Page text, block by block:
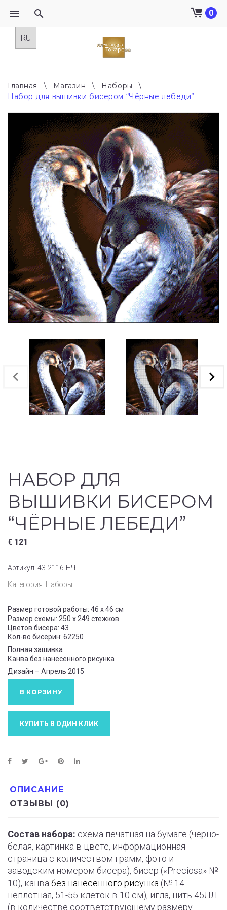
0
Главная \ Магазин \ Наборы
\
Набор для вышивки бисером “Чёрные лебеди”
НАБОР ДЛЯ
ВЫШИВКИ БИСЕРОМ
“ЧЁРНЫЕ ЛЕБЕДИ”
€ 121
Артикул: 43-2116-НЧ
Категория: Наборы
Размер готовой работы: 46 x 46 см
Размер схемы: 250 x 249 стежков
Цветов бисера: 43
Кол-во бисерин: 62250
Полная зашивка
Канва без нанесенного рисунка
Дизайн – Апрель 2015
В КОРЗИНУ
КУПИТЬ В ОДИН КЛИК
ОПИСАНИЕ
ОТЗЫВЫ (0)
Состав набора: схема печатная на бумаге (черно-
белая, картинка в цвете, информационная
страница с количеством грамм, фото и
заводским номером бисера), бисер («Preciosa» №
10), канва без нанесенного рисунка (№ 14
неплотная, 51-55 клеток в 10 см), игла, нить 45ЛЛ
(в количестве соответствующему размеру